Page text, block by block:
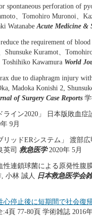
spontaneous perforation of
、Tomohiro Muronoi、
Watanabe Acute Medicine &
the requirement of
Shunsuke Kuramot、
Kawamura World
due to diaphragm injury
Madoka Konishi 2,
of Surgery Case Reports
ライン2020」 日本版敗血
9月
リッドERシステム」 渡部
英司 救急医学2020年 5月
性連鎖球菌による原発性
小林 誠人 日本救急医学会
心停止後に短期間で社会復
頁 77-80頁 学術雑誌 2016